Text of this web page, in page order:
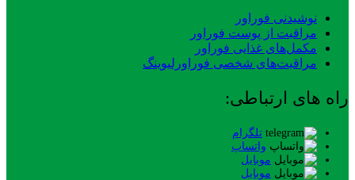
نوشیدنی فوراور
مراقبت از پوست فوراور
مکمل‌های غذایی فوراور
مراقبت‌های شخصی فوراورلیوینگ
راه های ارتباطی:
تلگرام
واتساپ
موبایل
موبایل